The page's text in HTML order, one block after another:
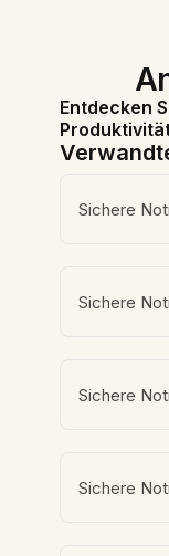
Entdecken
Sichere
Sichere
Sichere
Sichere